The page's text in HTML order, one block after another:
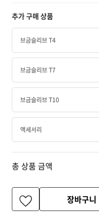
추가 구매 상품
브금슬리브 T4
브금슬리브 T7
브금슬리브 T10
액세서리
총 상품 금액
장바구니